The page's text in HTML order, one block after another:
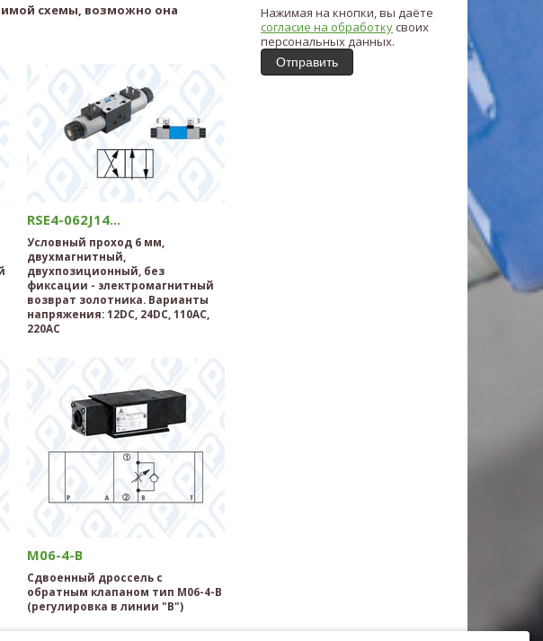
схемы, возможно она
RSE4-062J14...
Условный проход 6 мм,
двухмагнитный,
двухпозиционный, без
фиксации - электромагнитный
возврат золотника. Варианты
напряжения: 12DC, 24DC, 110AC,
220AC
M06-4-B
Сдвоенный дроссель с
обратным клапаном тип M06-4-B
(регулировка в линии "B")
Нажимая на кнопки, вы даёте
согласие на обработкусвоих
персональных данных.
Отправить